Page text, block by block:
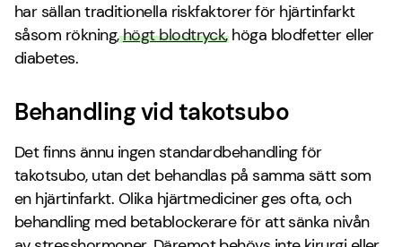
har sällan traditionella riskfaktorer för hjärtinfarkt
såsom rökning,högt blodtryck, höga blodfetter eller
diabetes.
Behandling vid takotsubo
Det finns ännu ingen standardbehandling för
takotsubo, utan det behandlas på samma sätt som
en hjärtinfarkt. Olika hjärtmediciner ges ofta, och
behandling med betablockerare för att sänka nivån